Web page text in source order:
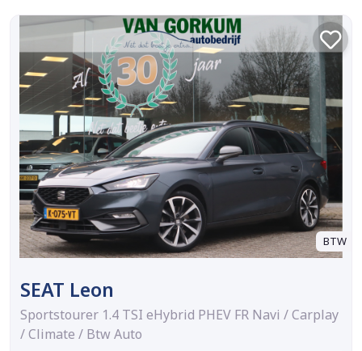
BTW
SEAT Leon
Sportstourer 1.4 TSI eHybrid PHEV FR Navi / Carplay
/ Climate / Btw Auto